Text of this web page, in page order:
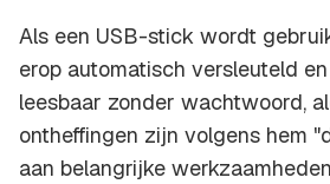
Als een USB-stick wordt
erop automatisch versleuteld
leesbaar zonder wachtwoord,
ontheffingen zijn volgens hem
aan belangrijke